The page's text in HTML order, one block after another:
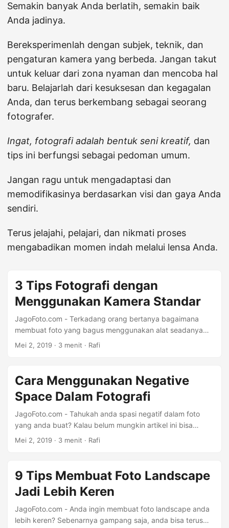
Semakin banyak Anda berlatih, semakin baik
Anda jadinya.
Bereksperimenlah dengan subjek, teknik, dan
pengaturan kamera yang berbeda. Jangan takut
untuk keluar dari zona nyaman dan mencoba hal
baru. Belajarlah dari kesuksesan dan kegagalan
Anda, dan terus berkembang sebagai seorang
fotografer.
Ingat, fotografi adalah bentuk seni kreatif, dan
tips ini berfungsi sebagai pedoman umum.
Jangan ragu untuk mengadaptasi dan
memodifikasinya berdasarkan visi dan gaya Anda
sendiri.
Terus jelajahi, pelajari, dan nikmati proses
mengabadikan momen indah melalui lensa Anda.
3 Tips Fotografi dengan
Menggunakan Kamera Standar
JagoFoto.com - Terkadang orang bertanya bagaimana
membuat foto yang bagus menggunakan alat seadanya
seperti saat menggunakan kamera handphone. Untuk
cahaya, komposisi foto dan kemampuan editing foto.
Dengan menguasai ketiga hal ini maka foto kamu setingkat
akan lebih baik. 1. Arah cahaya Jika kamu ingin
tidak canggih, maka kamu harus memaksimalkan dari mata
kamu sendiri terlebih dahulu. ...
Mei 2, 2019 · 3 menit · Rafi
Cara Menggunakan Negative
Space Dalam Fotografi
JagoFoto.com - Tahukah anda spasi negatif dalam foto
yang anda buat? Kalau belum mungkin artikel ini bisa
sedikit membantu anda dalam memahami komposisi foto.
spasi adalah kita bisa menghasilkan komposisi foto yang
lebih baik. contoh penggunaan negative space
photography Pertama tama, mari kita ketahui dulu apa itu
foto yang terlihat kosong, sehingga objek foto akan terlihat
Mei 2, 2019 · 3 menit · Rafi
9 Tips Membuat Foto Landscape
Jadi Lebih Keren
JagoFoto.com - Anda ingin membuat foto landscape anda
lebih keren? Sebenarnya gampang saja, anda bisa terus